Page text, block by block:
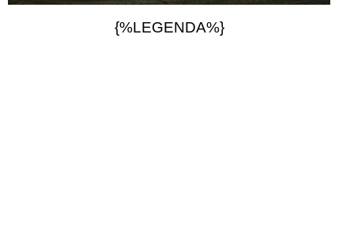
{%LEGENDA%}